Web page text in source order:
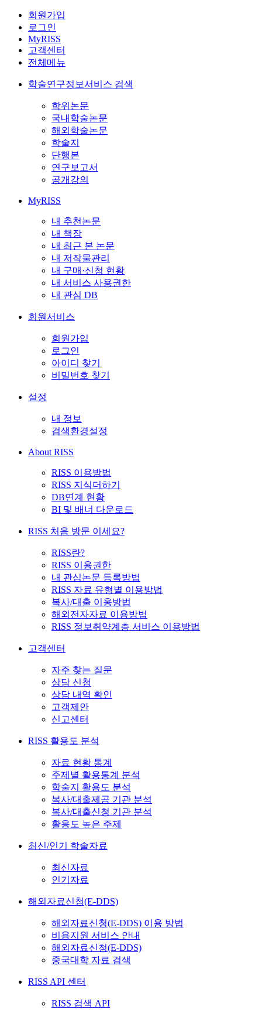
회원가입
로그인
MyRISS
고객센터
전체메뉴
학술연구정보서비스 검색
학위논문
국내학술논문
해외학술논문
학술지
단행본
연구보고서
공개강의
MyRISS
내 추천논문
내 책장
내 최근 본 논문
내 저작물관리
내 구매·신청 현황
내 서비스 사용권한
내 관심 DB
회원서비스
회원가입
로그인
아이디 찾기
비밀번호 찾기
설정
내 정보
검색환경설정
About RISS
RISS 이용방법
RISS 지식더하기
DB연계 현황
BI 및 배너 다운로드
RISS 처음 방문 이세요?
RISS란?
RISS 이용권한
내 관심논문 등록방법
RISS 자료 유형별 이용방법
복사/대출 이용방법
해외전자자료 이용방법
RISS 정보취약계층 서비스 이용방법
고객센터
자주 찾는 질문
상담 신청
상담 내역 확인
고객제안
신고센터
RISS 활용도 분석
자료 현황 통계
주제별 활용통계 분석
학술지 활용도 분석
복사/대출제공 기관 분석
복사/대출신청 기관 분석
활용도 높은 주제
최신/인기 학술자료
최신자료
인기자료
해외자료신청(E-DDS)
해외자료신청(E-DDS) 이용 방법
비용지원 서비스 안내
해외자료신청(E-DDS)
중국대학 자료 검색
RISS API 센터
RISS 검색 API